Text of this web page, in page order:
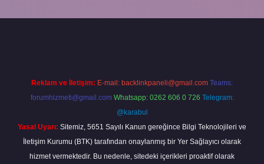
Reklam ve İletişim: E-mail: backlinkpaneli@gmail.com Teams:
forumhizmeti@gmail.com Whatsapp: 0262 606 0 726 Telegram:
@karabul
Yasal Uyarı: Sitemiz, 5651 Sayılı Kanun gereğince Bilgi Teknolojileri ve
İletişim Kurumu (BTK) tarafından onaylanmış bir Yer Sağlayıcı olarak
hizmet vermektedir. Bu nedenle, sitedeki içerikleri proaktif olarak